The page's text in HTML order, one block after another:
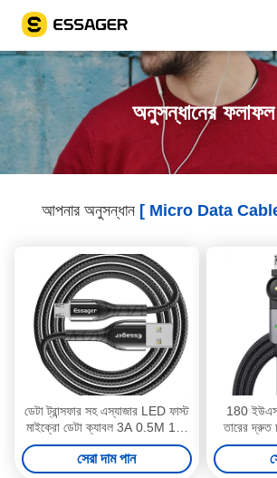
অনুসন্ধানের ফলাফল
আপনার অনুসন্ধান [ Micro Data
ডেটা ট্রান্সফার সহ এস্যাজার LED ফাস্ট
মাইক্রো ডেটা ক্যাবল 3A 0.5M 1M
2M 3M
সেরা দাম পান
180
তারের দ্রুত